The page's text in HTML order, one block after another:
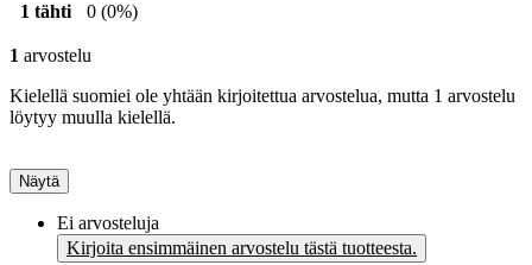
1 tähti
0 (0%)
1 arvostelu
Kielellä suomiei ole yhtään kirjoitettua arvostelua, mutta 1 arvostelu
löytyy muulla kielellä.
Näytä
Ei arvosteluja
Kirjoita ensimmäinen arvostelu tästä tuotteesta.